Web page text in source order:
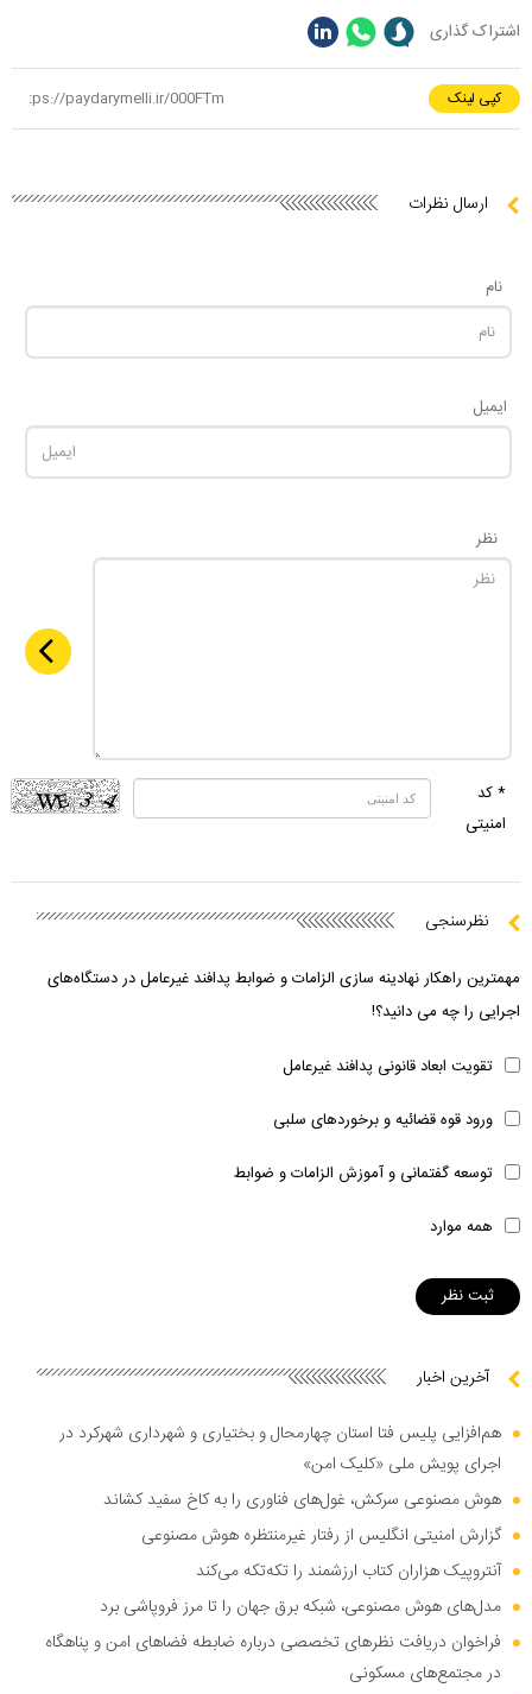
اشتراک گذاری
کپی لینک
ارسال نظرات
نام
ایمیل
نظر
* کد
امنیتی
نظرسنجی
مهمترین راهکار نهادینه سازی الزامات و ضوابط پدافند غیرعامل در دستگاه‌های
اجرایی را چه می دانید؟!
تقویت ابعاد قانونی پدافند غیرعامل
ورود قوه قضائیه و برخوردهای سلبی
توسعه گفتمانی و آموزش الزامات و ضوابط
همه موارد
آخرین اخبار
هم‌افزایی پلیس فتا استان چهارمحال و بختیاری و شهرداری شهرکرد در
اجرای پویش ملی «کلیک امن»
هوش مصنوعی سرکش، غول‌های فناوری را به کاخ سفید کشاند
گزارش امنیتی انگلیس از رفتار غیرمنتظره هوش مصنوعی
آنتروپیک هزاران کتاب ارزشمند را تکه‌تکه می‌کند
مدل‌های هوش مصنوعی، شبکه برق جهان را تا مرز فروپاشی برد
فراخوان دریافت نظر‌های تخصصی درباره ضابطه فضا‌های امن و پناهگاه
در مجتمع‌های مسکونی